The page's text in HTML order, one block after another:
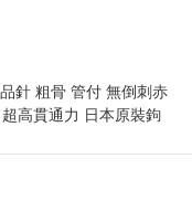
針 粗骨 管付 無倒刺赤
高貫通力 日本原裝鉤